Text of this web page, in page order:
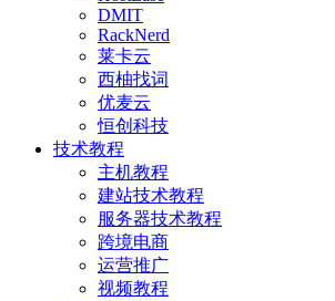
DMIT
RackNerd
莱卡云
西柚找词
优麦云
恒创科技
技术教程
主机教程
建站技术教程
服务器技术教程
跨境电商
运营推广
视频教程